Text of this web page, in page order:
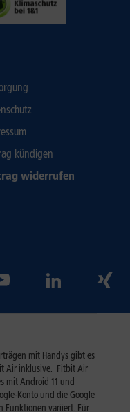
kündigen
widerrufen